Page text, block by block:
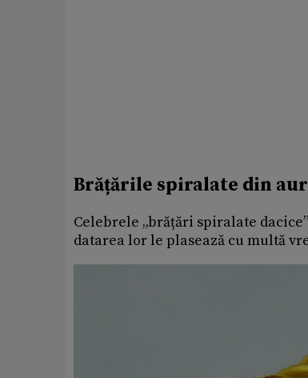
Brățările spiralate din aur
Celebrele „brățări spiralate
datarea lor le plasează cu multă